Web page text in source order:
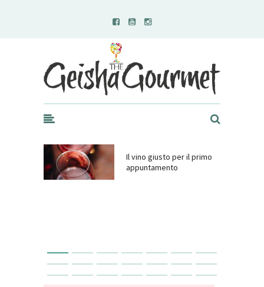
Geisha Gourmet
Il vino giusto per il primo
appuntamento